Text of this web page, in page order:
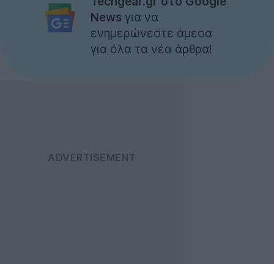
News για να
ενημερώνεστε άμεσα
για όλα τα νέα άρθρα!